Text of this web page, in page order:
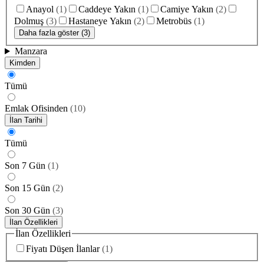
Anayol (1) Caddeye Yakın (1) Camiye Yakın (2)
Dolmuş (3) Hastaneye Yakın (2) Metrobüs (1)
Daha fazla göster (3)
Manzara
Kimden
Tümü
Emlak Ofisinden (10)
İlan Tarihi
Tümü
Son 7 Gün (1)
Son 15 Gün (2)
Son 30 Gün (3)
İlan Özellikleri
İlan Özellikleri
Fiyatı Düşen İlanlar (1)